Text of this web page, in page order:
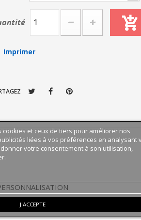
Imprimer
cookies et ceux de tiers pour améliorer nos
liées à vos préférences en analysant
votre consentement à son utilisation,
J'ACCEPTE